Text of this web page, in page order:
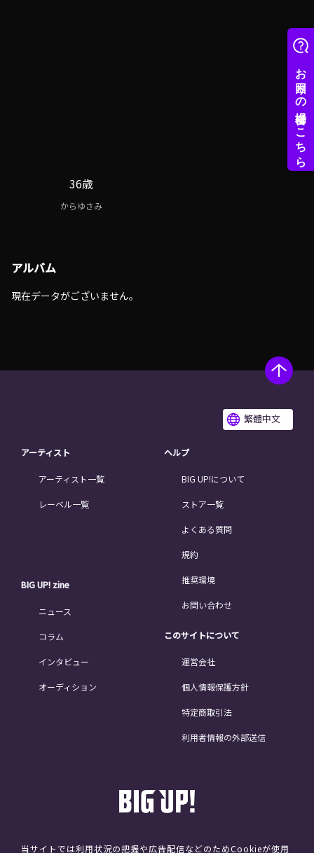
36歳
からゆさみ
アルバム
現在データがございません。
繁體中文
アーティスト
アーティスト一覧
レーベル一覧
BIG UP! zine
ニュース
コラム
インタビュー
オーディション
ヘルプ
BIG UP!について
ストア一覧
よくある質問
規約
推奨環境
お問い合わせ
このサイトについて
運営会社
個人情報保護方針
特定商取引法
利用者情報の外部送信
当サイトでは利用状況の把握や広告配信などのためCookieが使用